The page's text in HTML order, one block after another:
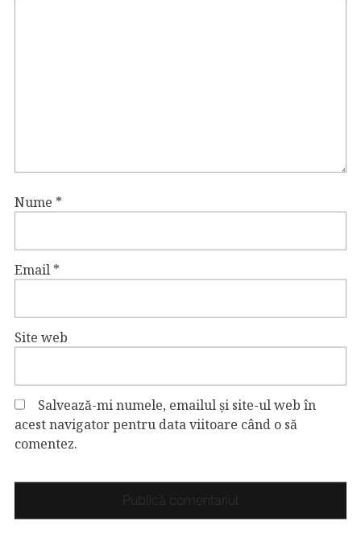
Nume *
Email *
Site web
Salvează-mi numele, emailul și site-ul web în
acest navigator pentru data viitoare când o să
comentez.